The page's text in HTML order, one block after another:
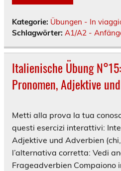
Kategorie: Übungen - In
Schlagwörter: A1/A2 -
Italienische Übung
Pronomen, Adjektive
Metti alla prova la tua
questi esercizi interattivi:
Adjektive und Adverbien
l’alternativa corretta: Vedi
Frageadverbien Compaiono